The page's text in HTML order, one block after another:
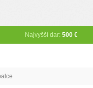
Najvyšší dar: 500 €